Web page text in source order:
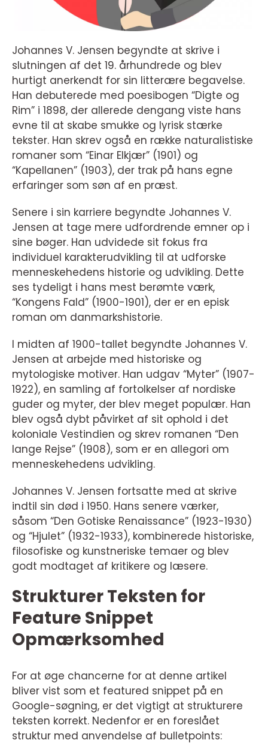
Johannes V. Jensen begyndte at skrive i
slutningen af det 19. århundrede og blev
hurtigt anerkendt for sin litterære begavelse.
Han debuterede med poesibogen “Digte og
Rim” i 1898, der allerede dengang viste hans
evne til at skabe smukke og lyrisk stærke
tekster. Han skrev også en række naturalistiske
romaner som “Einar Elkjær” (1901) og
“Kapellanen” (1903), der trak på hans egne
erfaringer som søn af en præst.
Senere i sin karriere begyndte Johannes V.
Jensen at tage mere udfordrende emner op i
sine bøger. Han udvidede sit fokus fra
individuel karakterudvikling til at udforske
menneskehedens historie og udvikling. Dette
ses tydeligt i hans mest berømte værk,
“Kongens Fald” (1900-1901), der er en episk
roman om danmarkshistorie.
I midten af 1900-tallet begyndte Johannes V.
Jensen at arbejde med historiske og
mytologiske motiver. Han udgav “Myter” (1907-
1922), en samling af fortolkelser af nordiske
guder og myter, der blev meget populær. Han
blev også dybt påvirket af sit ophold i det
koloniale Vestindien og skrev romanen “Den
lange Rejse” (1908), som er en allegori om
menneskehedens udvikling.
Johannes V. Jensen fortsatte med at skrive
indtil sin død i 1950. Hans senere værker,
såsom “Den Gotiske Renaissance” (1923-1930)
og “Hjulet” (1932-1933), kombinerede historiske,
filosofiske og kunstneriske temaer og blev
godt modtaget af kritikere og læsere.
Strukturer Teksten for
Feature Snippet
Opmærksomhed
For at øge chancerne for at denne artikel
bliver vist som et featured snippet på en
Google-søgning, er det vigtigt at strukturere
teksten korrekt. Nedenfor er en foreslået
struktur med anvendelse af bulletpoints: